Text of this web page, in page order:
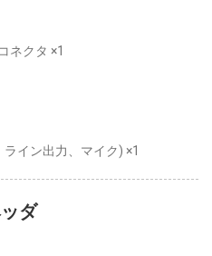
ネクタ ×1
イン出力、マイク) ×1
ダ